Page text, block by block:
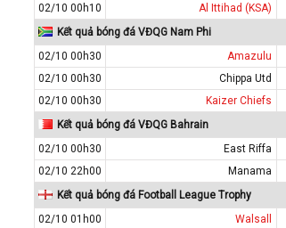
02/10 00h10
Al Ittihad (KSA)
Kết quả bóng đá VĐQG Nam Phi
02/10 00h30
Amazulu
02/10 00h30
Chippa Utd
02/10 00h30
Kaizer Chiefs
Kết quả bóng đá VĐQG Bahrain
02/10 00h30
East Riffa
02/10 22h00
Manama
Kết quả bóng đá Football League Trophy
02/10 01h00
Walsall